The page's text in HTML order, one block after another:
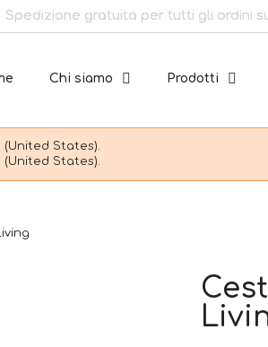
Spedizione gratuita per tutti gli ordini
Chi siamo Prodotti
States).
States).